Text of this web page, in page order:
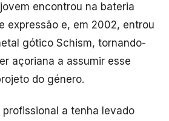
encontrou na bateria
expressão e, em 2002, entrou
gótico Schism, tornando-
açoriana a assumir esse
do género.
profissional a tenha levado